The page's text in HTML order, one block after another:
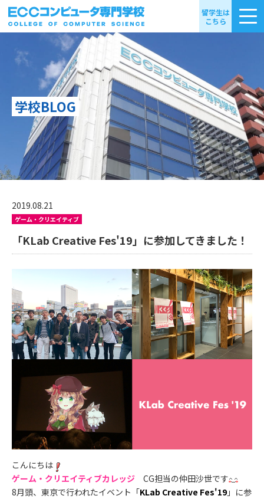
留学生は
こちら
学校BLOG
2019.08.21
ゲーム・クリエイティブ
「KLab Creative Fes'19」に参加してきました！
こんにちは
ゲーム・クリエイティブカレッジ CG担当の仲田沙世です
8月頭、東京で行われたイベント「KLab Creative Fes'19 」に参